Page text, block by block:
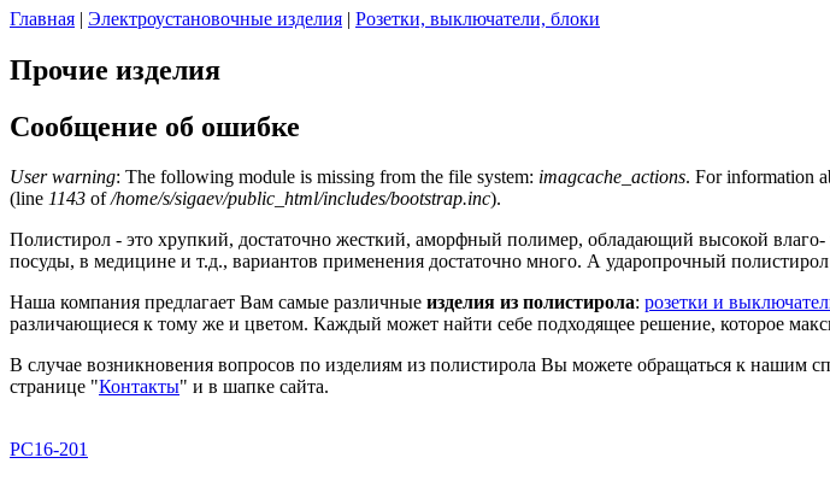
Главная | Электроустановочные изделия | Розетки, выключатели, блоки
Прочие изделия
Сообщение об ошибке
User warning: The following module is missing from the file system: imagcache_actions. For information
(line 1143 of/home/s/sigaev/public_html/includes/bootstrap.inc).
Полистирол - это хрупкий, достаточно жесткий, аморфный полимер, обладающий высокой
посуды, в медицине и т.д., вариантов применения достаточно много. А ударопрочный
Наша компания предлагает Вам самые различные изделия из полистирола: розетки и
различающиеся к тому же и цветом. Каждый может найти себе подходящее решение, которое
В случае возникновения вопросов по изделиям из полистирола Вы можете обращаться к нашим
странице "Контакты" и в шапке сайта.
РС16-201